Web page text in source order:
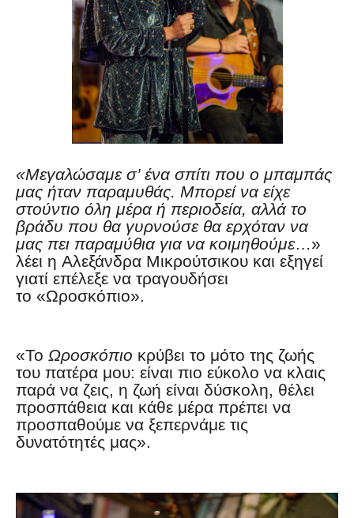
«Μεγαλώσαμε σ’ ένα σπίτι που ο μπαμπάς
μας ήταν παραμυθάς. Μπορεί να είχε
στούντιο όλη μέρα ή περιοδεία, αλλά το
βράδυ που θα γυρνούσε θα ερχόταν να
μας πει παραμύθια για να κοιμηθούμε…»
λέει η Αλεξάνδρα Μικρούτσικου και εξηγεί
γιατί επέλεξε να τραγουδήσει
το «Ωροσκόπιο».
«Το Ωροσκόπιο κρύβει το μότο της ζωής
του πατέρα μου: είναι πιο εύκολο να κλαις
παρά να ζεις, η ζωή είναι δύσκολη, θέλει
προσπάθεια και κάθε μέρα πρέπει να
προσπαθούμε να ξεπερνάμε τις
δυνατότητές μας».